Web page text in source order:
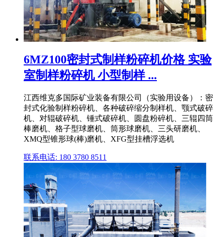
6MZ100密封式制样粉碎机价格 实验
室制样粉碎机 小型制样 ...
江西维克多国际矿业装备有限公司（实验用设备）：密
封式化验制样粉碎机、各种破碎缩分制样机、颚式破碎
机、对辊破碎机、锤式破碎机、圆盘粉碎机、三辊四筒
棒磨机、格子型球磨机、筒形球磨机、三头研磨机、
XMQ型锥形球(棒)磨机、XFG型挂槽浮选机
联系电话: 180 3780 8511